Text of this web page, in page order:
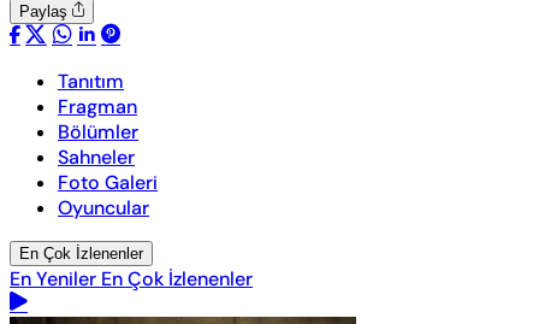
Paylaş
Tanıtım
Fragman
Bölümler
Sahneler
Foto Galeri
Oyuncular
En Çok İzlenenler
En Yeniler En Çok İzlenenler